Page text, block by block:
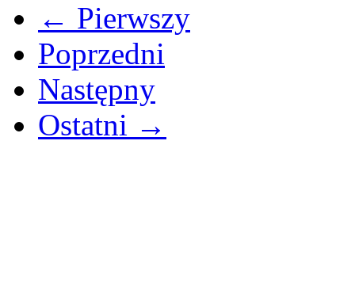
← Pierwszy
Poprzedni
Następny
Ostatni →